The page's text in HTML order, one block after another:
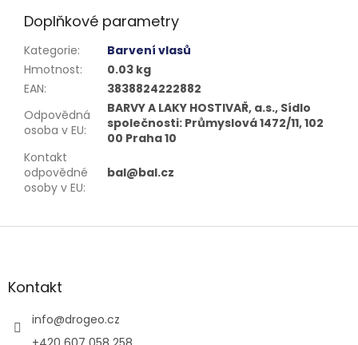
Doplňkové parametry
Kategorie:
Barvení vlasů
Hmotnost:
0.03 kg
EAN:
3838824222882
Odpovědná
osoba v EU:
BARVY A LAKY HOSTIVAŘ, a.s., Sídlo
společnosti: Průmyslová 1472/11, 102
00 Praha 10
Kontakt
odpovědné
osoby v EU:
bal@bal.cz
Z
aKontakt
info@drogeo.cz